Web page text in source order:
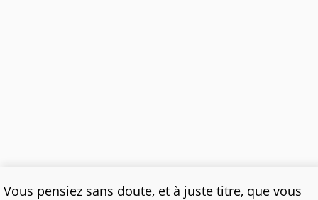
Vous pensiez sans doute, et à juste titre, que vous